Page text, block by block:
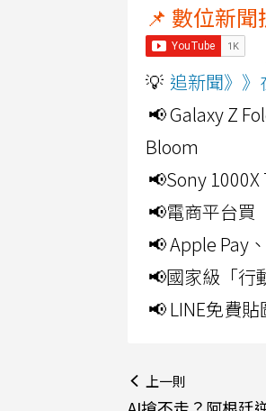
📌 數位新聞
💡 追新聞》》
📢 Galaxy Z
Bloom
📢Sony
📢電商平台買
📢 Apple Pay
📢國家級「行
📢 LINE免費
上一則